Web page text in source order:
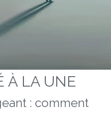
À LA UNE
: comment